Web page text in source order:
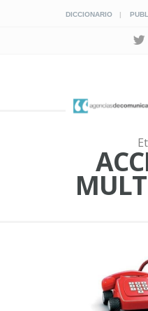
DICCIONARIO